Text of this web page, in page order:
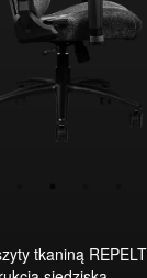
tkaniną